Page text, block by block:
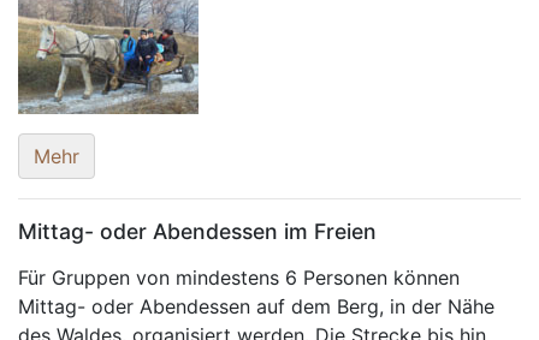
Mehr
Mittag- oder Abendessen im Freien
Für Gruppen von mindestens 6 Personen können
Mittag- oder Abendessen auf dem Berg, in der Nähe